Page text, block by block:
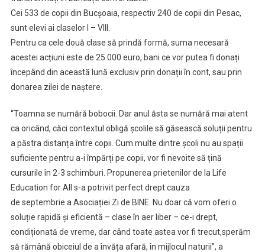
Cei 533 de copii din Bucșoaia, respectiv 240 de copii din Pesac,
sunt elevi ai claselor I – VIII.
Pentru ca cele două clase să prindă formă, suma necesară
acestei acțiuni este de 25.000 euro, bani ce vor putea fi donați
începând din această lună exclusiv prin donații în cont, sau prin
donarea zilei de naștere.
“Toamna se numără bobocii. Dar anul ăsta se numără mai atent
ca oricând, căci contextul obligă școlile să găsească soluții pentru
a păstra distanța între copii. Cum multe dintre școli nu au spații
suficiente pentru a-i împărți pe copii, vor fi nevoite să țină
cursurile în 2-3 schimburi. Propunerea prietenilor de la Life
Education for All s-a potrivit perfect drept cauza
de septembrie a Asociației Zi de BINE. Nu doar că vom oferi o
soluție rapidă și eficientă – clase în aer liber – ce-i drept,
condiționată de vreme, dar când toate astea vor fi trecut,sperăm
să rămână obiceiul de a învăța afară, în mijlocul naturii”, a